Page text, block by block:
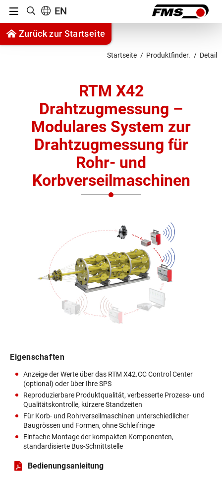
Zur Navigation springen
Menu
Suche anzeigen
EN
Zurück zur Startseite
Startseite Produktfinder. Detail
RTM X42
Drahtzugmessung –
Modulares System zur
Drahtzugmessung für
Rohr- und
Korbverseilmaschinen
Eigenschaften
Anzeige der Werte über das RTM X42.CC Control Center
(optional) oder über Ihre SPS
Reproduzierbare Produktqualität, verbesserte Prozess- und
Qualitätskontrolle, kürzere Standzeiten
Für Korb- und Rohrverseilmaschinen unterschiedlicher
Baugrössen und Formen, ohne Schleifringe
Einfache Montage der kompakten Komponenten,
standardisierte Bus-Schnittstelle
Bedienungsanleitung